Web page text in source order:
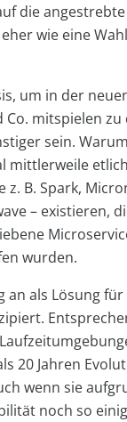
die angestrebte
wie eine
um in der
Co. mitspielen
sein. Warum
mittlerweile
z. B. Spark,
– existieren,
wurden.
an als Lösung
20 Jahren
wenn sie
noch so